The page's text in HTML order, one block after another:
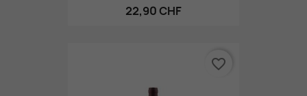
22,90 CHF
favorite_border